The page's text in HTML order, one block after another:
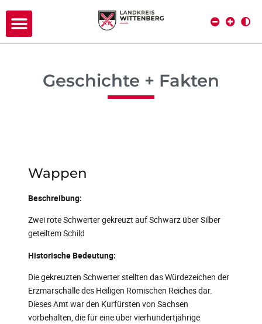
Geschichte + Fakten
Wappen
Beschreibung:
Zwei rote Schwerter gekreuzt auf Schwarz über Silber
geteiltem Schild
Historische Bedeutung:
Die gekreuzten Schwerter stellten das Würdezeichen der
Erzmarschälle des Heiligen Römischen Reiches dar.
Dieses Amt war den Kurfürsten von Sachsen
vorbehalten, die für eine über vierhundertjährige